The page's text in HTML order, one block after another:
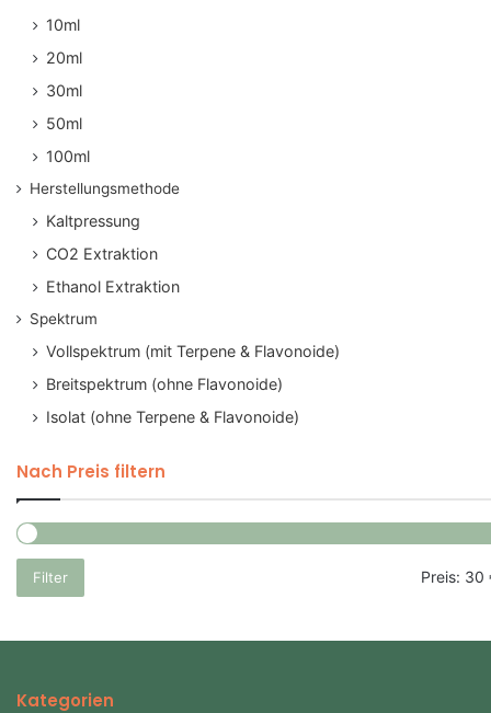
10ml
20ml
30ml
50ml
100ml
Herstellungsmethode
Kaltpressung
CO2 Extraktion
Ethanol Extraktion
Spektrum
Vollspektrum (mit Terpene & Flavonoide)
Breitspektrum (ohne Flavonoide)
Isolat (ohne Terpene & Flavonoide)
Nach Preis filtern
Filter Preis: 30
Kategorien